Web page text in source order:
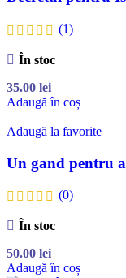
(1)
În stoc
35.00 lei
Adaugă în coș
Adaugă la favorite
Un gand pentru
(0)
În stoc
50.00 lei
Adaugă în coș